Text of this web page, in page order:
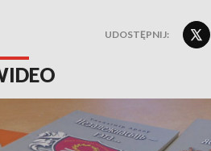
UDOSTĘPNIJ: